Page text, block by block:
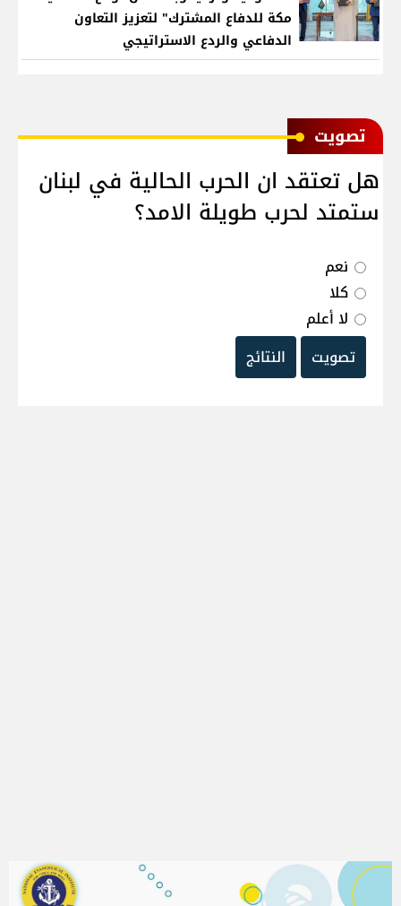
مكة للدفاع المشترك" لتعزيز التعاون
الدفاعي والردع الاستراتيجي
ﺗﺼﻮﻳﺖ
هل تعتقد ان الحرب الحالية في لبنان
ستمتد لحرب طويلة الامد؟
نعم
كلا
لا أعلم
تصويت
النتائج